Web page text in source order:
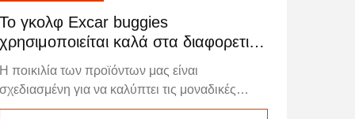
Το γκολφ Excar buggies
χρησιμοποιείται καλά στα διαφορετικά
γήπεδα του γκολφ
Η ποικιλία των προϊόντων μας είναι
σχεδιασμένη για να καλύπτει τις μοναδικές
ανάγκες όλων των καταναλωτών.προσφέρουμε